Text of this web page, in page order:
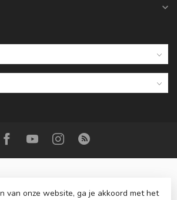
van onze website, ga je akkoord met het